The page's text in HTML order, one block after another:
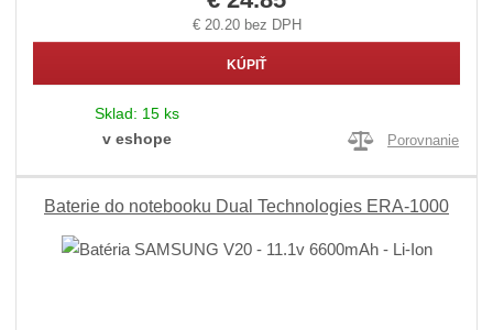
€ 20.20 bez DPH
KÚPIŤ
Sklad: 15 ks
v eshope
Porovnanie
Baterie do notebooku Dual Technologies ERA-1000